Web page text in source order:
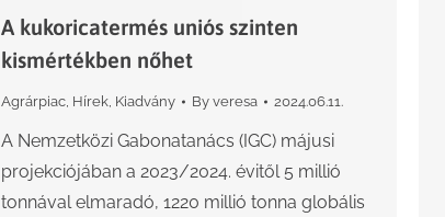
A kukoricatermés uniós szinten
kismértékben nőhet
Agrárpiac, Hírek, Kiadvány By veresa 2024.06.11.
A Nemzetközi Gabonatanács (IGC) májusi
projekciójában a 2023/2024. évitől 5 millió
tonnával elmaradó, 1220 millió tonna globális